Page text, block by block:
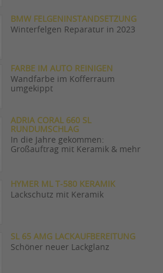
BMW FELGENINSTANDSETZUNG
Winterfelgen Reparatur in 2023
FARBE IM AUTO REINIGEN
Wandfarbe im Kofferraum
umgekippt
ADRIA CORAL 660 SL
RUNDUMSCHLAG
In die Jahre gekommen:
Großauftrag mit Keramik & mehr
HYMER ML T-580 KERAMIK
Lackschutz mit Keramik
SL 65 AMG LACKAUFBEREITUNG
Schöner neuer Lackglanz